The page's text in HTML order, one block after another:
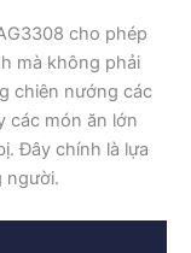
cho phép
mà không phải
chiên nướng các
các món ăn lớn
Đây chính là lựa
người.